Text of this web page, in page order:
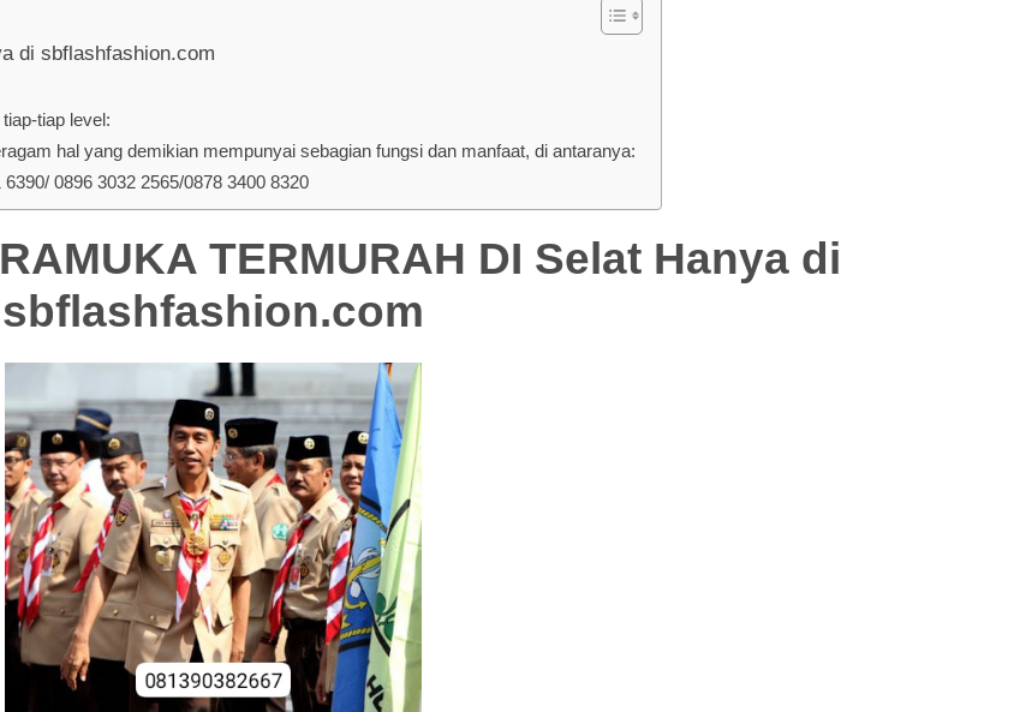
di sbflashfashion.com
tiap level:
hal yang demikian mempunyai sebagian fungsi dan manfaat, di antaranya:
0896 3032 2565/0878 3400 8320
TERMURAH DI Selat Hanya di
sbflashfashion.com